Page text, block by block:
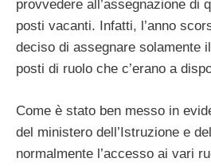
provvedere all’assegnazione di
posti vacanti. Infatti, l’anno
deciso di assegnare solamente
posti di ruolo che c’erano a
Come è stato ben messo in
del ministero dell’Istruzione e
normalmente l’accesso ai vari